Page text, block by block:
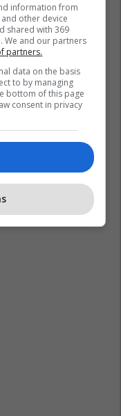
Tah
information from
other device
shared with 369
We and our partners
partners.
data on the basis
to by managing
bottom of this page
consent in privacy